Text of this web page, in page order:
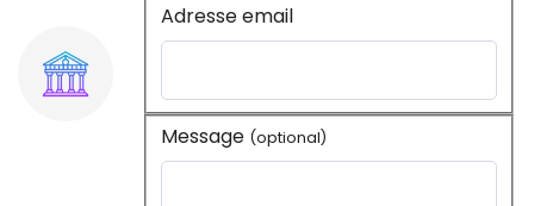
Adresse email
Message (optional)